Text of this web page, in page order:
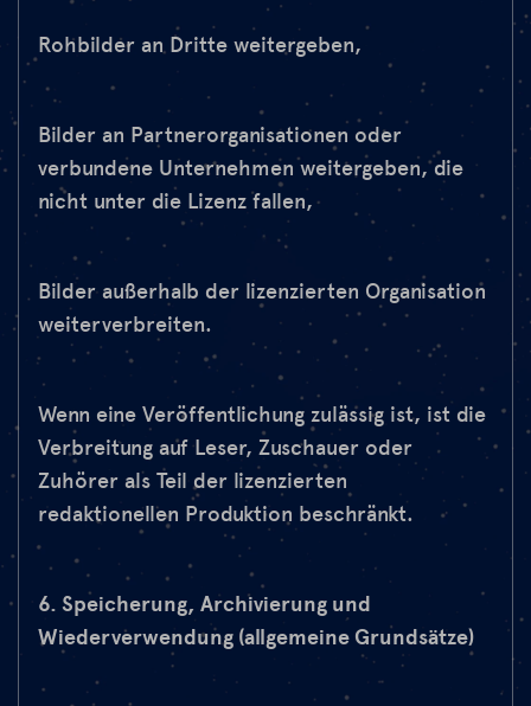
Rohbilder an Dritte weitergeben,
Bilder an Partnerorganisationen oder
verbundene Unternehmen weitergeben, die
nicht unter die Lizenz fallen,
Bilder außerhalb der lizenzierten Organisation
weiterverbreiten.
Wenn eine Veröffentlichung zulässig ist, ist die
Verbreitung auf Leser, Zuschauer oder
Zuhörer als Teil der lizenzierten
redaktionellen Produktion beschränkt.
6. Speicherung, Archivierung und
Wiederverwendung (allgemeine Grundsätze)